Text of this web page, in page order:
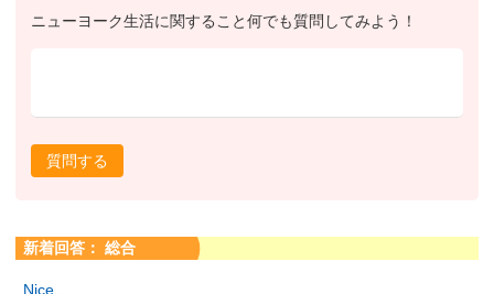
ニューヨーク生活に関すること何でも質問してみよう！
質問する
新着回答： 総合
Nice..